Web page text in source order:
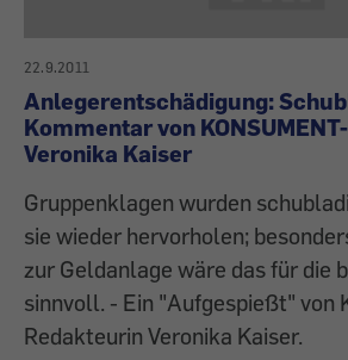
22.9.2011
Anlegerentschädigung:
Kommentar von
Veronika Kaiser
Gruppenklagen wurden
sie wieder hervorholen;
zur Geldanlage wäre das für die
sinnvoll. - Ein "Aufgespießt" von
Redakteurin Veronika Kaiser.